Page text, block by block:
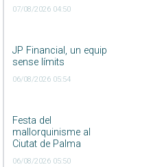
07/08/2026 04:50
JP Financial, un equip
sense límits
06/08/2026 05:54
Festa del
mallorquinisme al
Ciutat de Palma
06/08/2026 05:50